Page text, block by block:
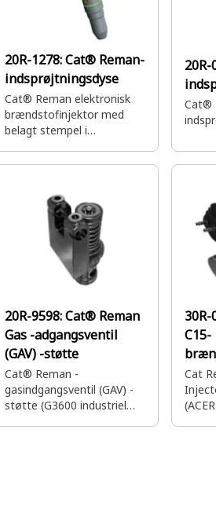
20R-1278:Cat® Reman-
indsprøjtningsdyse
Cat® Reman elektronisk
brændstofinjektor med
belagt stempel i
20R-
Cat®
20R-9598:Cat® Reman
Gas -adgangsventil
(GAV) -støtte
Cat® Reman -
gasindgangsventil (GAV) -
støtte (G3600 industriel
30R-
C15-
Cat